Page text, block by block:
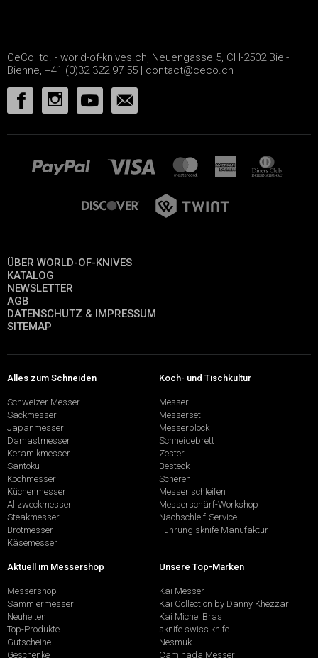
CeCo ltd. - world-of-knives.ch, Neuengasse 5, CH-2502 Biel-
Bienne, +41 (0)32 322 97 55 | contact@ceco.ch
ÜBER WORLD-OF-KNIVES
KATALOG
NEWSLETTER
AGB
DATENSCHUTZ & IMPRESSUM
SITEMAP
Alles zum Schneiden
Schweizer Messer
Sackmesser
Japanmesser
Damastmesser
Keramikmesser
Santoku
Kochmesser
Küchenmesser
Allzweckmesser
Steakmesser
Brotmesser
Käsemesser
Koch- und Tischkultur
Messer
Messerset
Messerblock
Schneidebrett
Zester
Besteck
Scheren
Messer schleifen
Messerschärf-Workshop
Nachschleif-Service
Führung sknife Manufaktur
Aktuell im Messershop
Messershop
Sammlermesser
Neuheiten
Top-Produkte
Gutscheine
Geschenke
Unsere Top-Marken
Kai Messer
Kai Collection by Danny Khezzar
Kai Michel Bras
sknife swiss knife
Nesmuk
Caminada Messer